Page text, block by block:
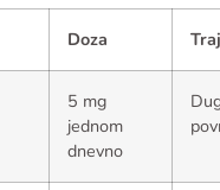
Doza
5 mg
jednom
dnevno